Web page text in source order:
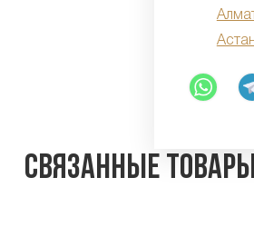
Связанные